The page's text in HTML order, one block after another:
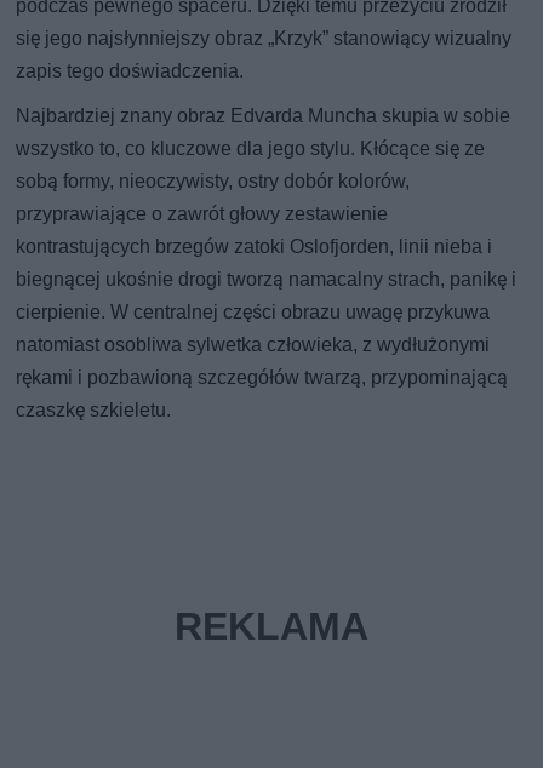
podczas pewnego spaceru. Dzięki temu przeżyciu zrodził
się jego najsłynniejszy obraz „Krzyk” stanowiący wizualny
zapis tego doświadczenia.
Najbardziej znany obraz Edvarda Muncha skupia w sobie
wszystko to, co kluczowe dla jego stylu. Kłócące się ze
sobą formy, nieoczywisty, ostry dobór kolorów,
przyprawiające o zawrót głowy zestawienie
kontrastujących brzegów zatoki Oslofjorden, linii nieba i
biegnącej ukośnie drogi tworzą namacalny strach, panikę i
cierpienie. W centralnej części obrazu uwagę przykuwa
natomiast osobliwa sylwetka człowieka, z wydłużonymi
rękami i pozbawioną szczegółów twarzą, przypominającą
czaszkę szkieletu.